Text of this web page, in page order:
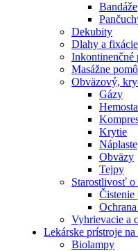
Bandáže
Dekubity
Dlahy a fixácie
Inkontinenčné
Masážne
Obväzový,
Gázy
Krytie
Náplaste
Obväzy
Tejpy
Starostlivosť o
Vyhrievacie a
Lekárske prístroje
Biolampy